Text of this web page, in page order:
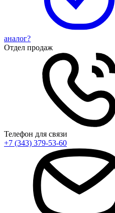
аналог?
Отдел продаж
Телефон для связи
+7 (343) 379-53-60